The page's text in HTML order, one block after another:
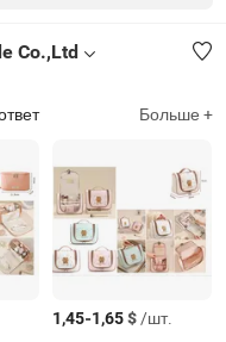
Co.,Ltd
Больше +
1,45-1,65$/шт.